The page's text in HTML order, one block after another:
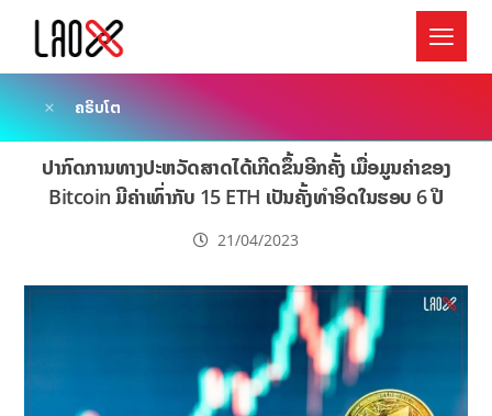
ຄຣິບໂຕ
ປາກົດການທາງປະຫວັດສາດໄດ້ເກີດຂຶ້ນອີກຄັ້ງ ເມື່ອມູນຄ່າຂອງ
Bitcoin ມີຄ່າເທົ່າກັບ 15 ETH ເປັນຄັ້ງທຳອິດໃນຮອບ 6 ປີ
21/04/2023